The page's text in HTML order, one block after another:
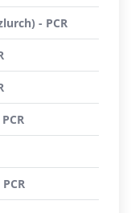
- PCR